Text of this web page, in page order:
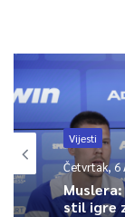
Vijesti
Četvrtak, 6
stil igre